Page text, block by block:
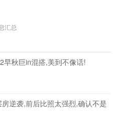
汇总
早秋巨in混搭,美到不像话!
逆袭,前后比照太强烈,确认不是